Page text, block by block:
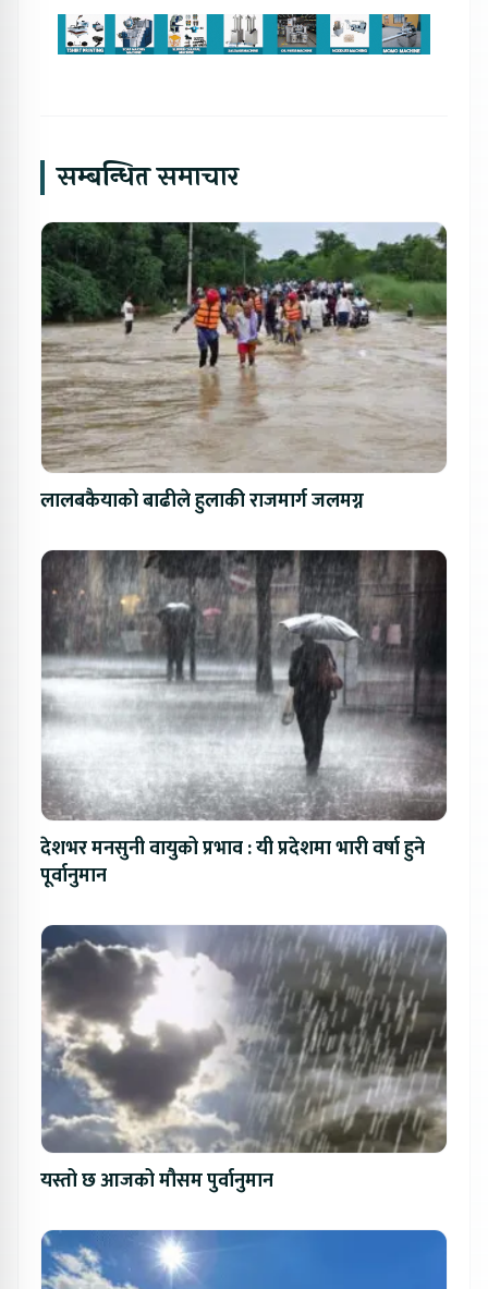
सम्बन्धित समाचार
लालबकैयाको बाढीले हुलाकी राजमार्ग जलमग्न
देशभर मनसुनी वायुको प्रभाव : यी प्रदेशमा भारी वर्षा हुने
पूर्वानुमान
यस्तो छ आजको मौसम पुर्वानुमान